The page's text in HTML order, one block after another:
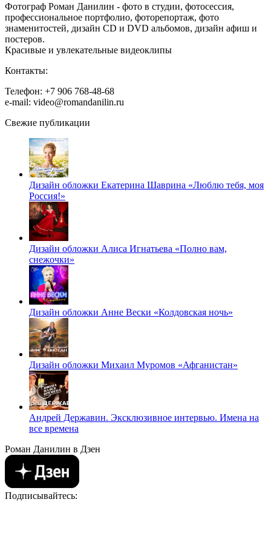
Фотограф Роман Данилин - фото в студии, фотосессия,
профессиональное портфолио, фоторепортаж, фото
знаменитостей, дизайн CD и DVD альбомов, дизайн афиш и
постеров.
Красивые и увлекательные видеоклипы
Контакты:
Телефон: +7 906 768-48-68
e-mail: video@romandanilin.ru
Свежие публикации
Дизайн обложки Екатерина Шаврина «Люблю тебя, моя
Россия!»
Дизайн обложки Алиса Игнатьева «Полно вам,
снежочки»
Дизайн обложки Анне Вески «Колдовская ночь»
Дизайн обложки Михаил Муромов «Афганистан»
Андрей Державин. Эксклюзивное интервью. Имена на
все времена
Роман Данилин в Дзен
Подписывайтесь: